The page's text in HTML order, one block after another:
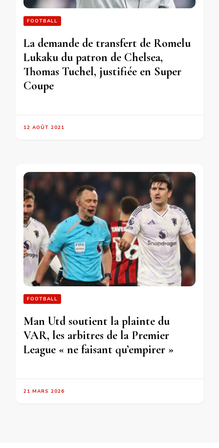
FOOTBALL
La demande de transfert de Romelu
Lukaku du patron de Chelsea,
Thomas Tuchel, justifiée en Super
Coupe
12 AOÛT 2021
FOOTBALL
Man Utd soutient la plainte du
VAR, les arbitres de la Premier
League « ne faisant qu’empirer »
21 MARS 2026